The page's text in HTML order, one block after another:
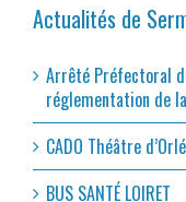
Actualités de
Arrêté Préfectoral
réglementation de
CADO Théâtre
BUS SANTÉ LOIRET